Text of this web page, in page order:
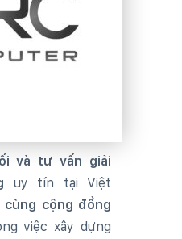
và tư vấn giải
uy tín tại Việt
cùng cộng đồng
việc xây dựng